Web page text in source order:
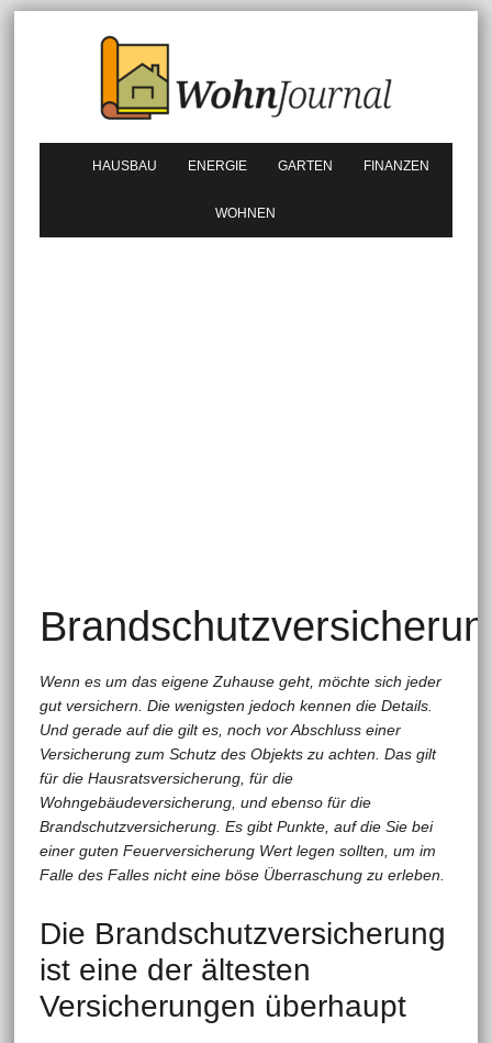
HAUSBAU ENERGIE GARTEN FINANZEN
WOHNEN
Wenn es um das eigene Zuhause geht, möchte sich jeder
gut versichern. Die wenigsten jedoch kennen die Details.
Und gerade auf die gilt es, noch vor Abschluss einer
Versicherung zum Schutz des Objekts zu achten. Das gilt
für die Hausratsversicherung, für die
Wohngebäudeversicherung, und ebenso für die
Brandschutzversicherung. Es gibt Punkte, auf die Sie bei
einer guten Feuerversicherung Wert legen sollten, um im
Falle des Falles nicht eine böse Überraschung zu erleben.
Die Brandschutzversicherung
ist eine der ältesten
Versicherungen überhaupt